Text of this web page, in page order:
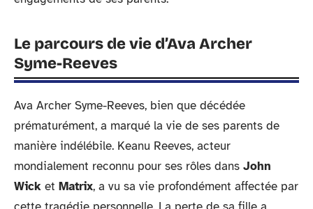
Le parcours de vie d’Ava Archer
Syme-Reeves
Ava Archer Syme-Reeves, bien que décédée
prématurément, a marqué la vie de ses parents de
manière indélébile. Keanu Reeves, acteur
mondialement reconnu pour ses rôles dans John
Wick et Matrix, a vu sa vie profondément affectée par